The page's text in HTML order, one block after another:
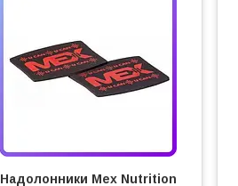
Надолонники Mex Nutrition